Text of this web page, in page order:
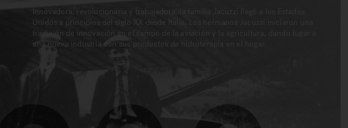
Innovadora, revolucionaria y trabajadora, la familia Jacuzzi llegó a los Estados
Unidos a principios del siglo XX desde Italia. Los hermanos Jacuzzi iniciaron una
tradición de innovación en el campo de la aviación y la agricultura, dando lugar a
una nueva industria con sus productos de hidroterapia en el hogar.